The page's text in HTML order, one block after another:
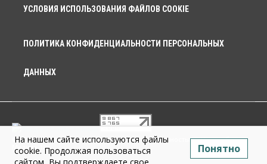
УСЛОВИЯ ИСПОЛЬЗОВАНИЯ ФАЙЛОВ COOKIE
ПОЛИТИКА КОНФИДЕНЦИАЛЬНОСТИ ПЕРСОНАЛЬНЫХ
ДАННЫХ
© 2026 г. Общество с ограниченной ответственностью «Новосибирск
Медиа» 18+
На нашем сайте используются файлы
cookie. Продолжая пользоваться
Понятно